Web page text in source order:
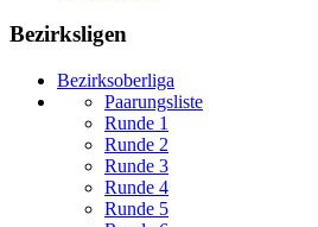
Bezirksligen
Bezirksoberliga
Paarungsliste
Runde 1
Runde 2
Runde 3
Runde 4
Runde 5